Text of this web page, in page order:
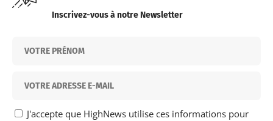
Inscrivez-vous à notre Newsletter
J'accepte que HighNews utilise ces informations pour